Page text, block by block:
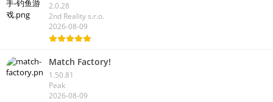
2.0.28
2nd Reality s.r.o.
2026-08-09
Match Factory!
1.50.81
Peak
2026-08-09